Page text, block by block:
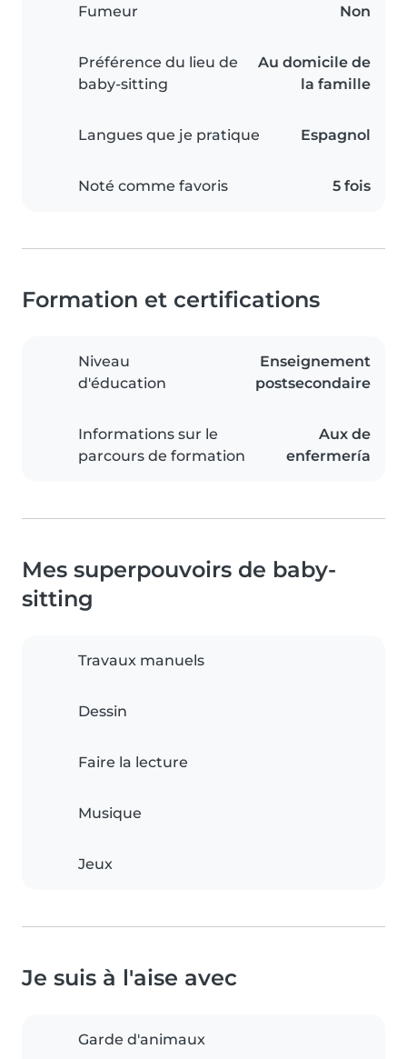
Fumeur Non
Préférence du lieu de
baby-sitting
Au domicile de
la famille
Langues que je pratique Espagnol
Noté comme favoris 5 fois
Formation et certifications
Niveau
d'éducation
Enseignement
postsecondaire
Informations sur le
parcours de formation
Aux de
enfermería
Mes superpouvoirs de baby-
sitting
Travaux manuels
Dessin
Faire la lecture
Musique
Jeux
Je suis à l'aise avec
Garde d'animaux